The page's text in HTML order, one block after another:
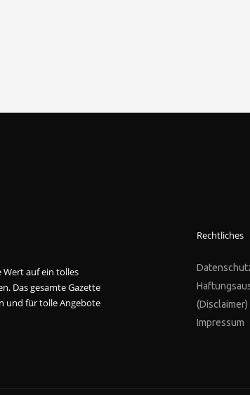
Wert auf ein tolles
Das gesamte Gazette
und für tolle Angebote
Rechtliches
(Disclaimer)
Impressum